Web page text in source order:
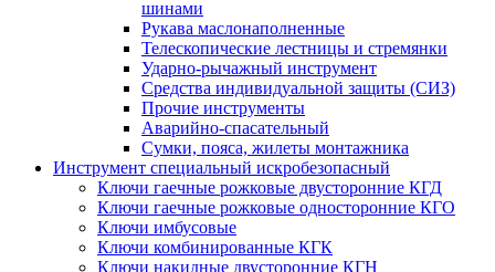
шинами
Рукава маслонаполненные
Телескопические лестницы и стремянки
Ударно-рычажный инструмент
Средства индивидуальной защиты (СИЗ)
Прочие инструменты
Аварийно-спасательный
Сумки, пояса, жилеты монтажника
Инструмент специальный искробезопасный
Ключи гаечные рожковые двусторонние КГД
Ключи гаечные рожковые односторонние КГО
Ключи имбусовые
Ключи комбинированные КГК
Ключи накидные двусторонние КГН